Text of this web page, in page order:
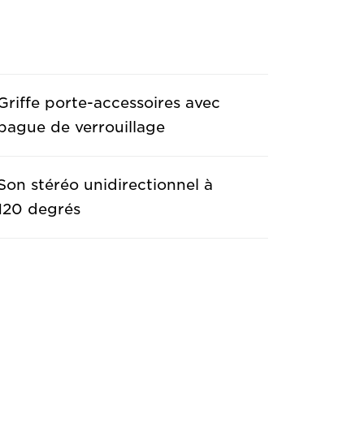
porte-accessoires avec
de verrouillage
stéréo unidirectionnel à
degrés